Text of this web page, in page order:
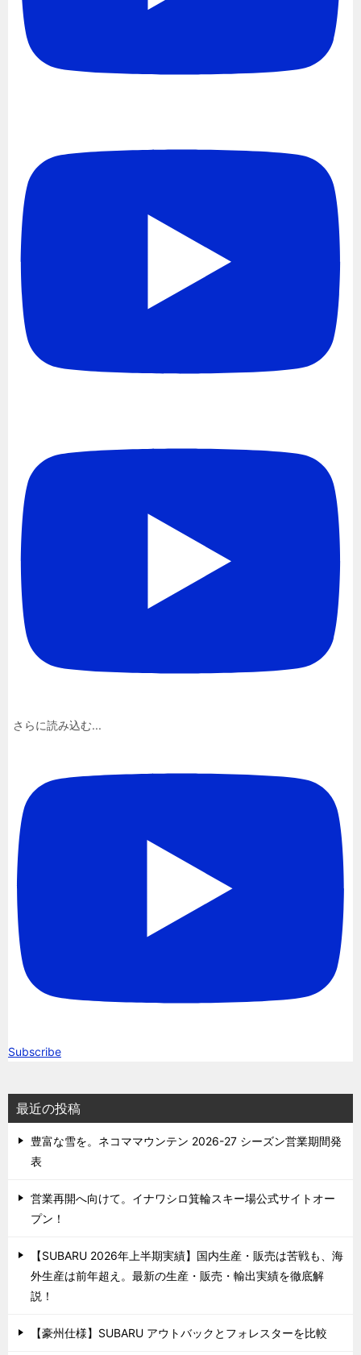
さらに読み込む...
Subscribe
最近の投稿
豊富な雪を。ネコママウンテン 2026-27 シーズン営業期間発
表
営業再開へ向けて。イナワシロ箕輪スキー場公式サイトオー
プン！
【SUBARU 2026年上半期実績】国内生産・販売は苦戦も、海
外生産は前年超え。最新の生産・販売・輸出実績を徹底解
説！
【豪州仕様】SUBARU アウトバックとフォレスターを比較